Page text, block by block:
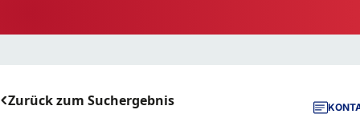
Zurück zum Suchergebnis